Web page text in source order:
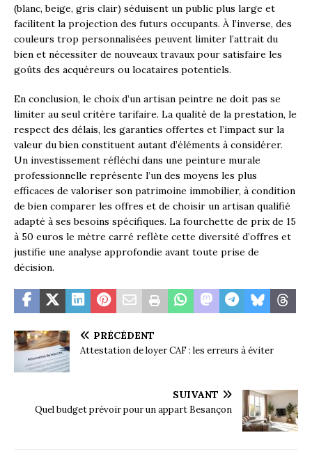
(blanc, beige, gris clair) séduisent un public plus large et
facilitent la projection des futurs occupants. À l’inverse, des
couleurs trop personnalisées peuvent limiter l’attrait du
bien et nécessiter de nouveaux travaux pour satisfaire les
goûts des acquéreurs ou locataires potentiels.
En conclusion, le choix d’un artisan peintre ne doit pas se
limiter au seul critère tarifaire. La qualité de la prestation, le
respect des délais, les garanties offertes et l’impact sur la
valeur du bien constituent autant d’éléments à considérer.
Un investissement réfléchi dans une peinture murale
professionnelle représente l’un des moyens les plus
efficaces de valoriser son patrimoine immobilier, à condition
de bien comparer les offres et de choisir un artisan qualifié
adapté à ses besoins spécifiques. La fourchette de prix de 15
à 50 euros le mètre carré reflète cette diversité d’offres et
justifie une analyse approfondie avant toute prise de
décision.
PRÉCÉDENT
Attestation de loyer CAF : les erreurs à éviter
SUIVANT
Quel budget prévoir pour un appart Besançon